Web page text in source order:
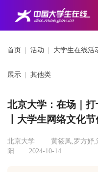
首页 活动 大学生在线活
展示 其他类
北京大学：在场｜
丨大学生网络文化
北京大学
黄筱凤,罗方妤,
阳
2024-10-14